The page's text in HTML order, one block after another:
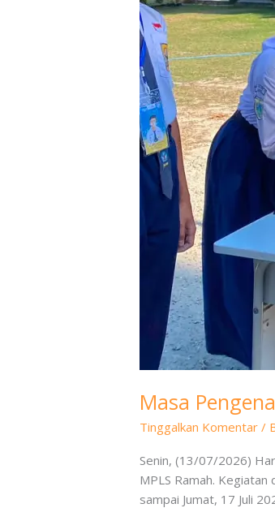
Masa
Tinggalkan Komentar /
Senin, (13/07/2026)
MPLS Ramah.
sampai Jumat, 17 Juli